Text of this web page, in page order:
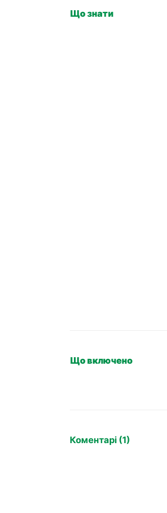
Що знати
Що включено
Коментарі (1)